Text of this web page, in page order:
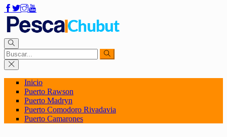
Inicio
Puerto Rawson
Puerto Madryn
Puerto Comodoro Rivadavia
Puerto Camarones